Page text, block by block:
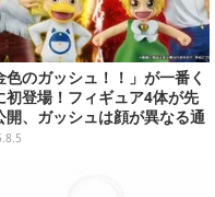
色のガッシュ！！」が一番く
初登場！フィギュア4体が先
開、ガッシュは顔が異なる通
ケルver.の2種